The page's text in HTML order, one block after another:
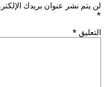
لن يتم نشر عنوان بريدك
*
التعليق *